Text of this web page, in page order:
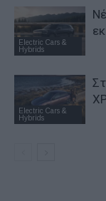
Electric Cars &
Hybrids
Electric Cars &
Hybrids